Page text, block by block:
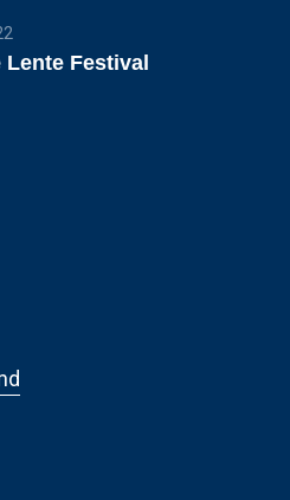
Lente Festival